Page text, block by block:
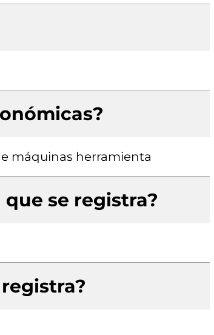
máquinas herramienta
se registra?